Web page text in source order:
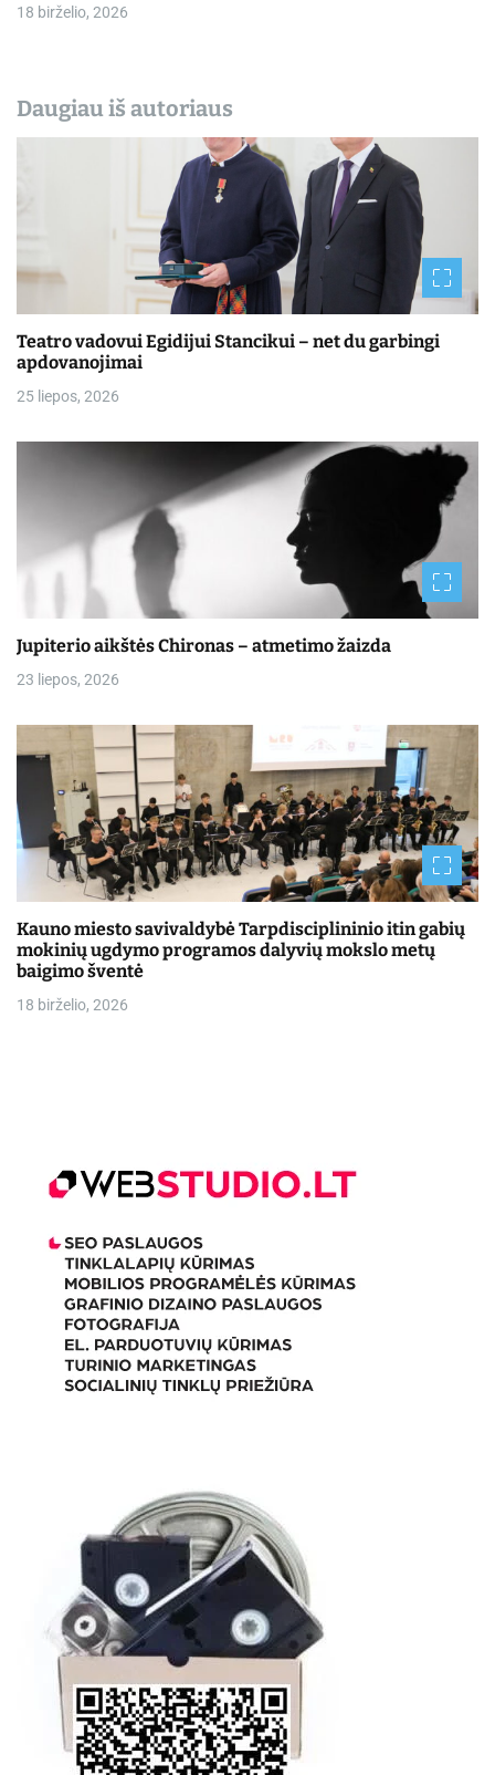
18 birželio, 2026
Daugiau iš autoriaus
Teatro vadovui Egidijui Stancikui – net du garbingi
apdovanojimai
25 liepos, 2026
Jupiterio aikštės Chironas – atmetimo žaizda
23 liepos, 2026
Kauno miesto savivaldybė Tarpdisciplininio itin gabių
mokinių ugdymo programos dalyvių mokslo metų
baigimo šventė
18 birželio, 2026